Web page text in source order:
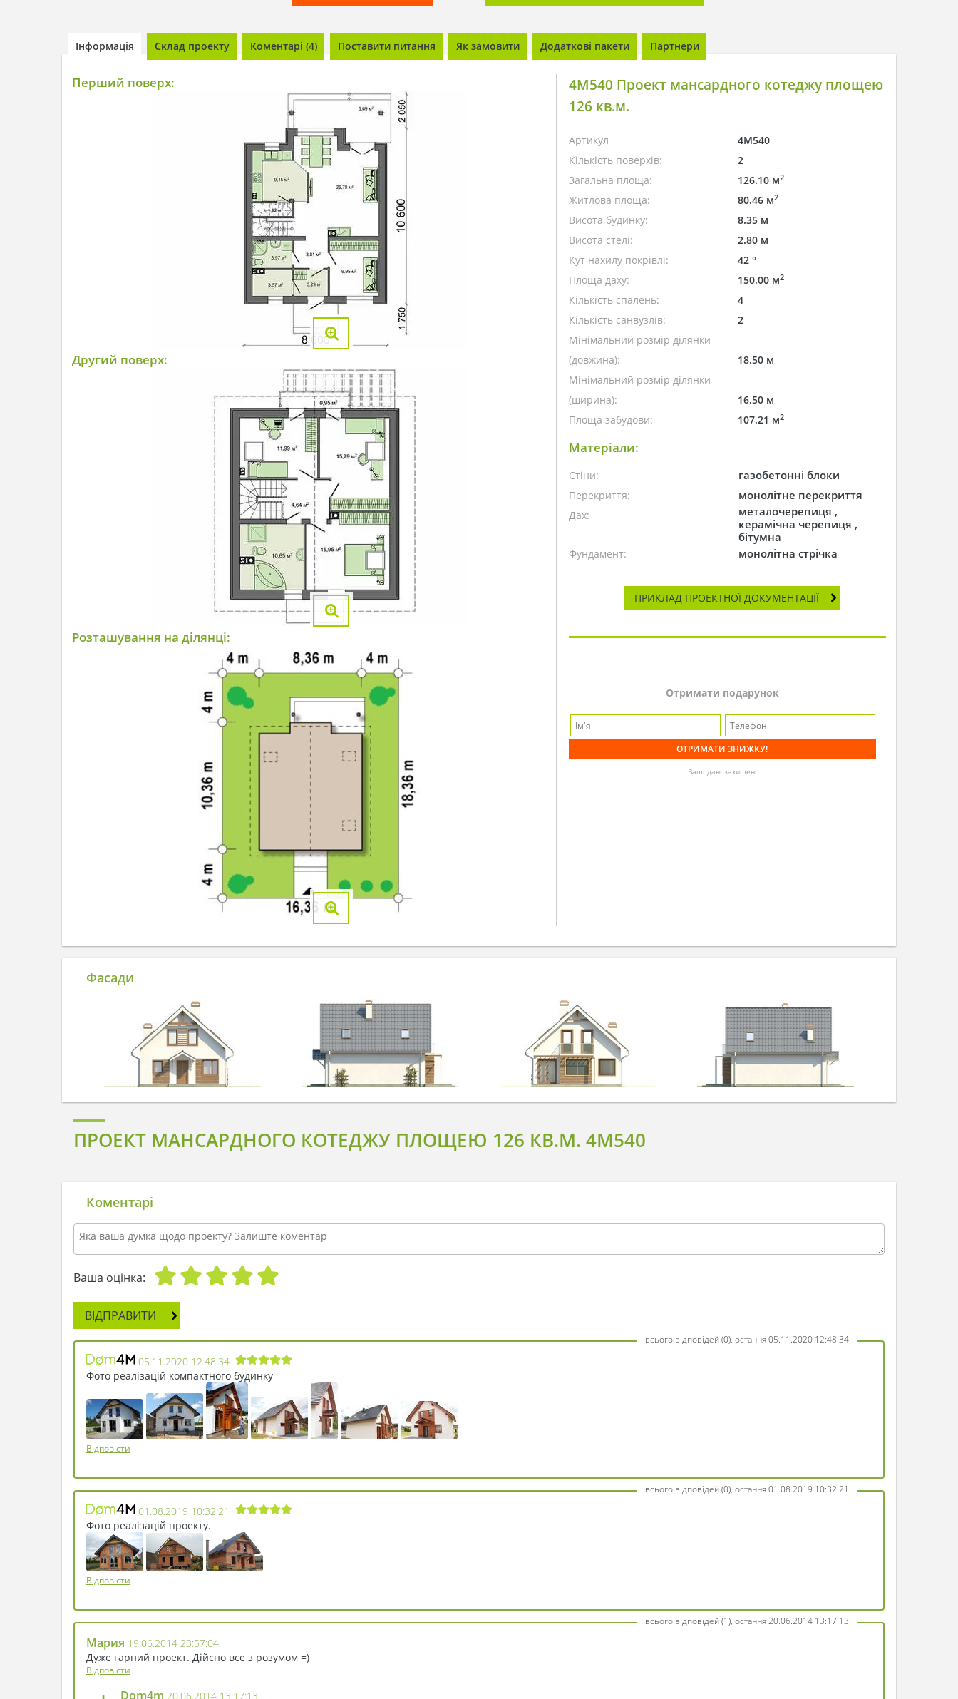
Інформація Склад проекту Коментарі (4) Поставити питання Як замовити Додаткові пакети Партнери
Перший поверх:
Другий поверх:
Розташування на ділянці:
4M540 Проект мансардного котеджу площею
126 кв.м.
Артикул
4M540
Кількість поверхів:
2
Загальна площа:
126.10 м2
Житлова площа: 80.46 м2
Висота будинку:
8.35 м
Висота стелі:
2.80 м
Кут нахилу покрівлі:
42 °
Площа даху:
150.00 м2
Кількість спалень:
4
Кількість санвузлів:
2
Мінімальний розмір ділянки
(довжина):
18.50 м
Мінімальний розмір ділянки
(ширина):
16.50 м
Площа забудови:
107.21 м2
Матеріали:
Стіни: газобетонні блоки
Перекриття: монолітне перекриття
Дах:
металочерепиця ,
керамічна черепиця ,
бітумна
Фундамент: монолітна стрічка
ПРИКЛАД ПРОЕКТНОЇ ДОКУМЕНТАЦІЇ
Отримати подарунок
Ваші дані захищені
Фасади
ПРОЕКТ МАНСАРДНОГО КОТЕДЖУ ПЛОЩЕЮ 126 КВ.М. 4M540
Коментарі
Ваша оцінка:
ВІДПРАВИТИ
всього відповідей (0), остання 05.11.2020 12:48:34
05.11.2020 12:48:34
Фото реалізацій компактного будинку
Відповісти
всього відповідей (0), остання 01.08.2019 10:32:21
01.08.2019 10:32:21
Фото реалізацій проекту.
Відповісти
всього відповідей (1), остання 20.06.2014 13:17:13
Мария 19.06.2014 23:57:04
Дуже гарний проект. Дійсно все з розумом =)
Відповісти
Dom4m 20.06.2014 13:17:13